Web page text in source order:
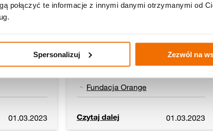
połączyć te informacje z innymi danymi otrzymanymi od
Spersonalizuj Zezwól na
plon
01.03.2023
Stanisław inspiruje Bulkowo
Fundacja Orange
Czytaj dalej 01.03.2023